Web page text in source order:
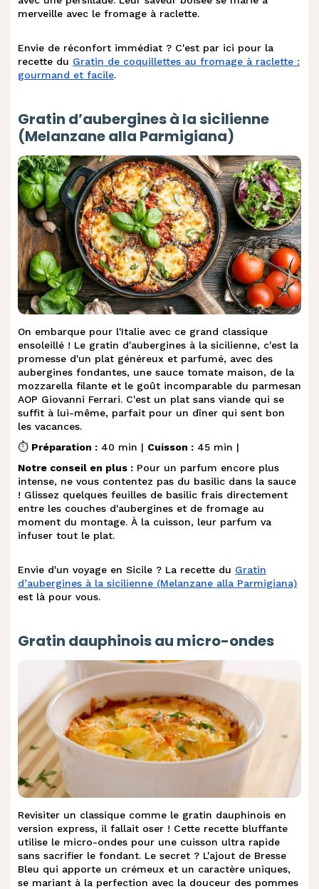
merveille avec le fromage à raclette.
Envie de réconfort immédiat ? C'est par ici pour la
recette du Gratin de coquillettes au fromage à raclette :
gourmand et facile.
Gratin d’aubergines à la sicilienne
(Melanzane alla Parmigiana)
On embarque pour l'Italie avec ce grand classique
ensoleillé ! Le gratin d'aubergines à la sicilienne, c'est la
promesse d'un plat généreux et parfumé, avec des
aubergines fondantes, une sauce tomate maison, de la
mozzarella filante et le goût incomparable du parmesan
AOP Giovanni Ferrari. C'est un plat sans viande qui se
suffit à lui-même, parfait pour un dîner qui sent bon
les vacances.
⏱️ Préparation : 40 min | Cuisson : 45 min |
Notre conseil en plus : Pour un parfum encore plus
intense, ne vous contentez pas du basilic dans la sauce
! Glissez quelques feuilles de basilic frais directement
entre les couches d'aubergines et de fromage au
moment du montage. À la cuisson, leur parfum va
infuser tout le plat.
Envie d'un voyage en Sicile ? La recette du Gratin
d’aubergines à la sicilienne (Melanzane alla Parmigiana)
est là pour vous.
Gratin dauphinois au micro-ondes
Revisiter un classique comme le gratin dauphinois en
version express, il fallait oser ! Cette recette bluffante
utilise le micro-ondes pour une cuisson ultra rapide
sans sacrifier le fondant. Le secret ? L'ajout de Bresse
Bleu qui apporte un crémeux et un caractère uniques,
se mariant à la perfection avec la douceur des pommes